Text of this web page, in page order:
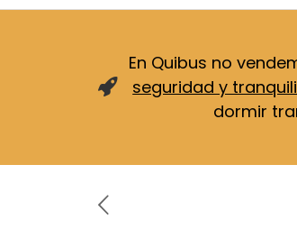
En Quibus no
seguridad y
dormir